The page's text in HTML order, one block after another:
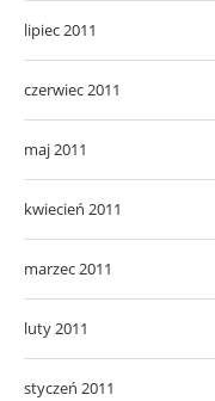
lipiec 2011
czerwiec 2011
maj 2011
kwiecień 2011
marzec 2011
luty 2011
styczeń 2011